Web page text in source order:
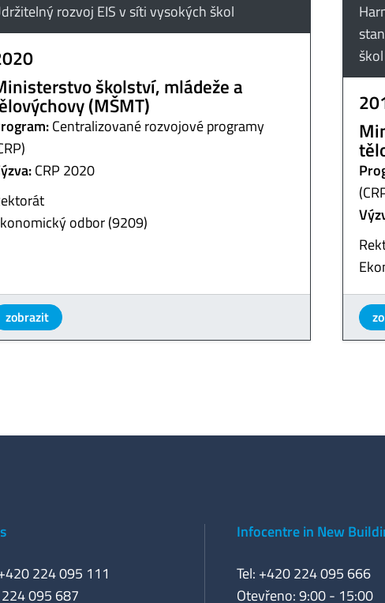
rozvoj EIS v síti vysokých škol
školství, mládeže a
(MŠMT)
Centralizované rozvojové programy
CRP 2020
odbor (9209)
zobrazit
škol
224 095 111
224 095 687
Infocentre in New
Tel: +420 224 095 666
Otevřeno: 9:00 - 15:00